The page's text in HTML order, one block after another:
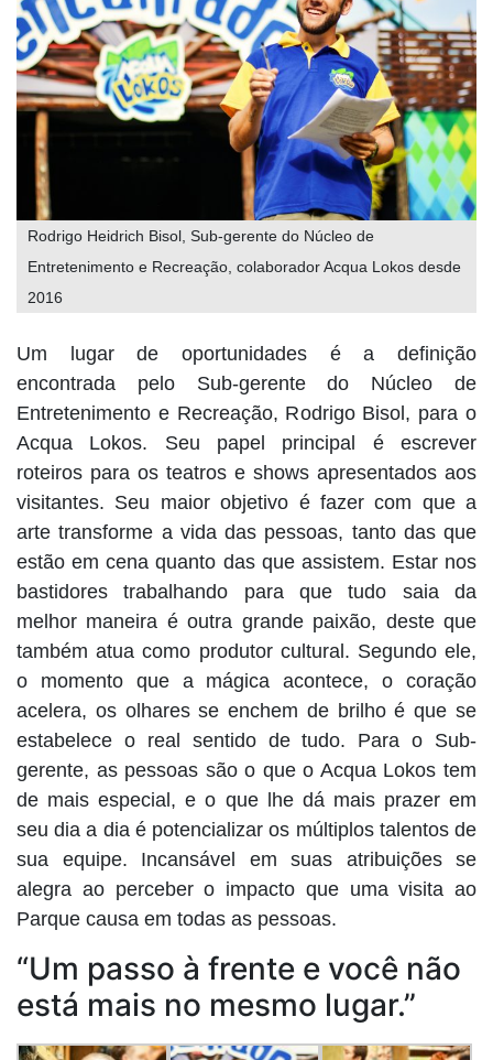
Rodrigo Heidrich Bisol, Sub-gerente do Núcleo de
Entretenimento e Recreação, colaborador Acqua Lokos desde
2016
Um lugar de oportunidades é a definição
encontrada pelo Sub-gerente do Núcleo de
Entretenimento e Recreação, Rodrigo Bisol, para o
Acqua Lokos. Seu papel principal é escrever
roteiros para os teatros e shows apresentados aos
visitantes. Seu maior objetivo é fazer com que a
arte transforme a vida das pessoas, tanto das que
estão em cena quanto das que assistem. Estar nos
bastidores trabalhando para que tudo saia da
melhor maneira é outra grande paixão, deste que
também atua como produtor cultural. Segundo ele,
o momento que a mágica acontece, o coração
acelera, os olhares se enchem de brilho é que se
estabelece o real sentido de tudo. Para o Sub-
gerente, as pessoas são o que o Acqua Lokos tem
de mais especial, e o que lhe dá mais prazer em
seu dia a dia é potencializar os múltiplos talentos de
sua equipe. Incansável em suas atribuições se
alegra ao perceber o impacto que uma visita ao
Parque causa em todas as pessoas.
“Um passo à frente e você não
está mais no mesmo lugar.”